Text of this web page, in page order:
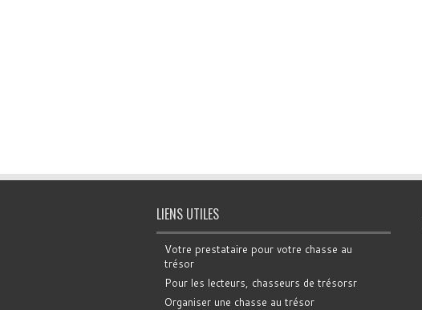
LIENS UTILES
Votre prestataire pour votre chasse au
trésor
Pour les lecteurs, chasseurs de trésorsr
Organiser une chasse au trésor